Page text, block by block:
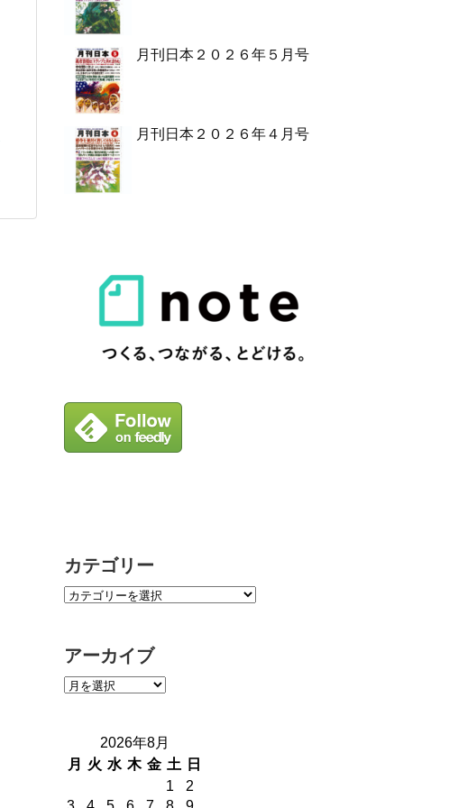
月刊日本２０２６年５月号
月刊日本２０２６年４月号
カテゴリー
アーカイブ
2026年8月
月
火 水 木 金 土
日
1
2